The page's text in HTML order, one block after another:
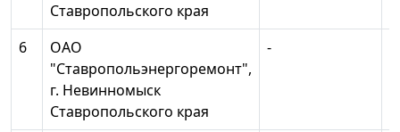
Ставропольского края
6
ОАО
"Ставропольэнергоремонт",
г. Невинномыск
Ставропольского края
-